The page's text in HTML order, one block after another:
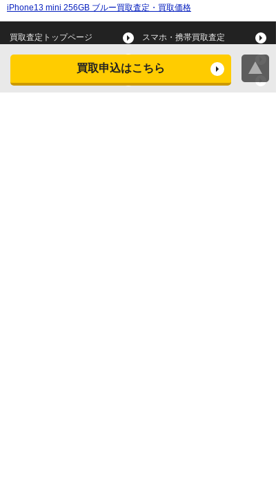
買取申込はこちら
iPhone13 mini 256GB ブルー買取査定・買取価格
買取査定トップページ スマホ・携帯買取査定
タブレット買取査定
スマートウォッチ買取査定